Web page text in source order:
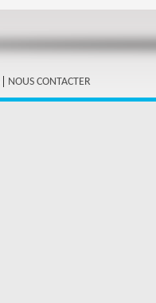
| NOUS CONTACTER